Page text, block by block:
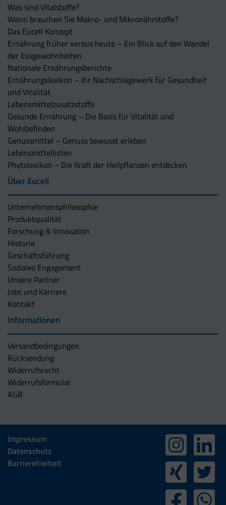
Was sind Vitalstoffe?
Wann brauchen Sie Makro- und Mikronährstoffe?
Das Eucell Konzept
Ernährung früher versus heute – Ein Blick auf den Wandel
der Essgewohnheiten
Nationale Ernährungsberichte
Ernährungslexikon – Ihr Nachschlagewerk für Gesundheit
und Vitalität
Lebensmittelzusatzstoffe
Gesunde Ernährung – Die Basis für Vitalität und
Wohlbefinden
Genussmittel – Genuss bewusst erleben
Lebensmittellisten
Phytolexikon – Die Kraft der Heilpflanzen entdecken
Über Eucell
Unternehmens­philosophie
Produktqualität
Forschung & Innovation
Historie
Geschäftsführung
Soziales Engagement
Unsere Partner
Jobs und Karriere
Kontakt
Informationen
Versandbedingungen
Rücksendung
Widerrufsrecht
Widerrufsformular
AGB
Impressum
Datenschutz
Barrierefreiheit